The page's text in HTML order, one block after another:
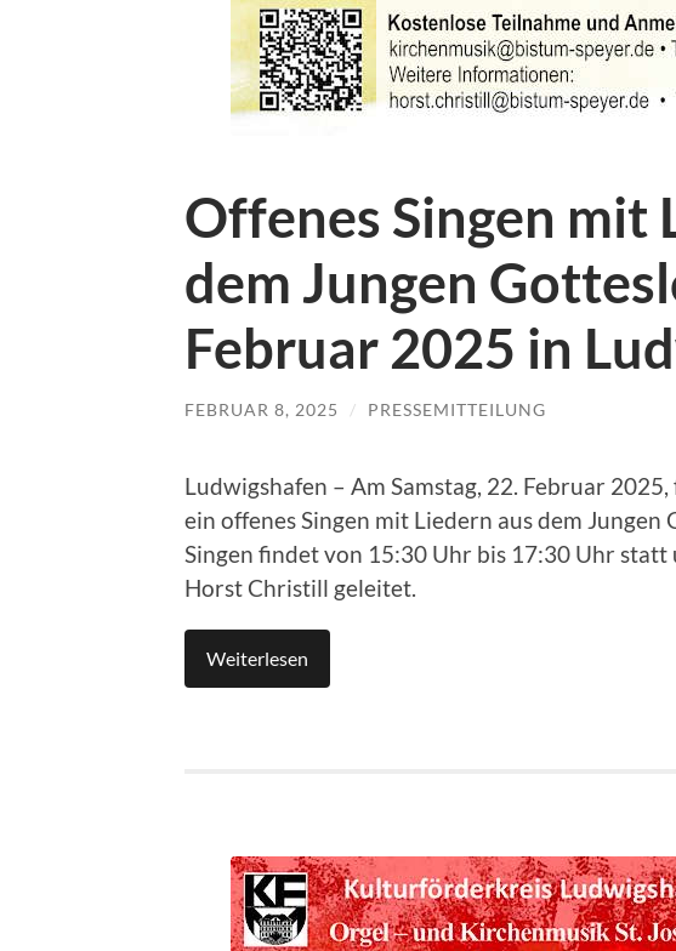
Offenes Singen mit
dem Jungen
Februar 2025 in
FEBRUAR 8, 2025 / PRESSEMITTEILUNG
Ludwigshafen – Am Samstag, 22. Februar
ein offenes Singen mit Liedern aus dem Jungen
Singen findet von 15:30 Uhr bis 17:30 Uhr
Horst Christill geleitet.
Weiterlesen